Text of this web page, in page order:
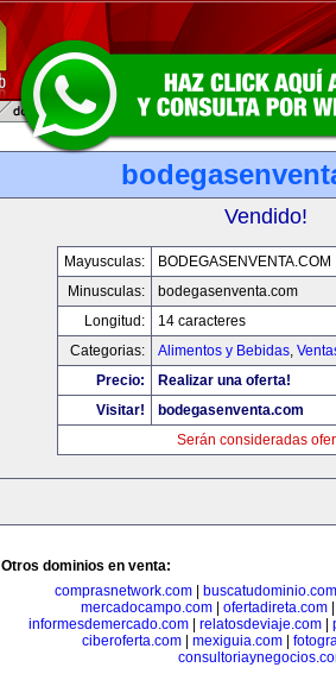
Vendido!
Mayusculas:
BODEGASENVENTA.COM
Minusculas:
bodegasenventa.com
Longitud:
14 caracteres
Categorias:
Alimentos y Bebidas,
Precio:
Realizar una oferta!
Visitar!
bodegasenventa.com
Serán consideradas
Otros dominios en venta:
comprasnetwork.com
buscatudominio.com
mercadocampo.com| ofertadireta.com
informesdemercado.com| relatosdeviaje.com|
ciberoferta.com
mexiguia.com